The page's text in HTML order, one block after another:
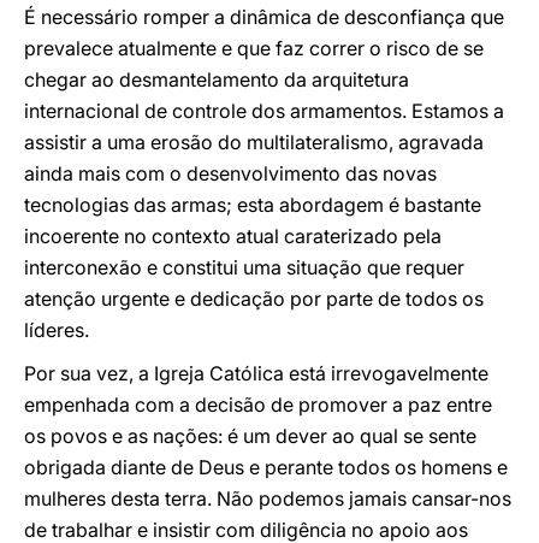
É necessário romper a dinâmica de desconfiança que
prevalece atualmente e que faz correr o risco de se
chegar ao desmantelamento da arquitetura
internacional de controle dos armamentos. Estamos a
assistir a uma erosão do multilateralismo, agravada
ainda mais com o desenvolvimento das novas
tecnologias das armas; esta abordagem é bastante
incoerente no contexto atual caraterizado pela
interconexão e constitui uma situação que requer
atenção urgente e dedicação por parte de todos os
líderes.
Por sua vez, a Igreja Católica está irrevogavelmente
empenhada com a decisão de promover a paz entre
os povos e as nações: é um dever ao qual se sente
obrigada diante de Deus e perante todos os homens e
mulheres desta terra. Não podemos jamais cansar-nos
de trabalhar e insistir com diligência no apoio aos